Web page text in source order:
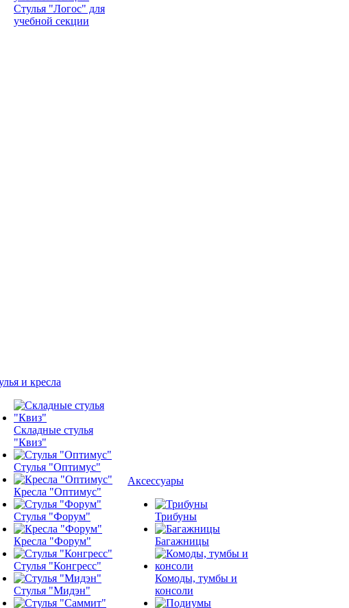
Стулья "Логос" для
учебной секции
и кресла
Складные стулья
"Квиз"
Стулья "Оптимус"
Кресла "Оптимус"
Стулья "Форум"
Кресла "Форум"
Стулья "Конгресс"
Стулья "Мидэн"
Аксессуары
Трибуны
Багажницы
Комоды, тумбы и
консоли